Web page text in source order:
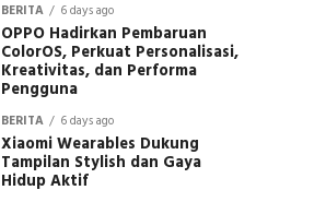
BERITA 6 days ago
OPPO Hadirkan Pembaruan
ColorOS, Perkuat Personalisasi,
Kreativitas, dan Performa
Pengguna
BERITA 6 days ago
Xiaomi Wearables Dukung
Tampilan Stylish dan Gaya
Hidup Aktif